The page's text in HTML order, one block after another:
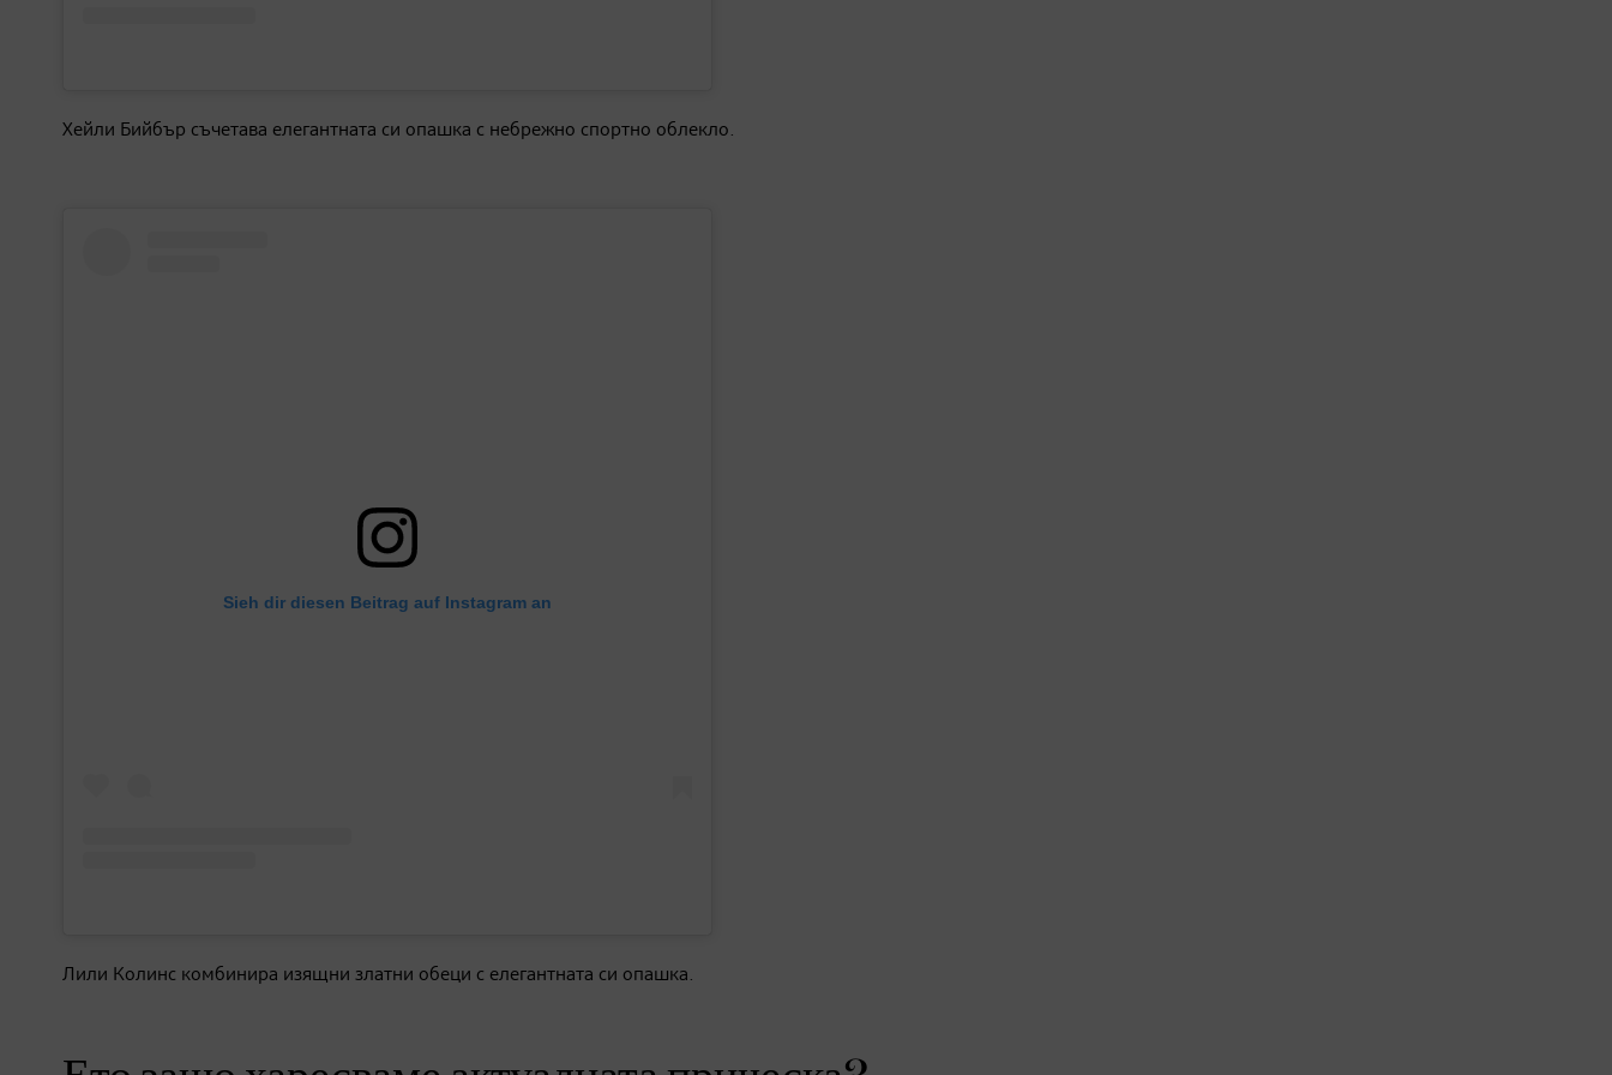
Хейли Бийбър съчетава елегантната си опашка с небрежно спортно облекло.
Sieh dir diesen Beitrag auf Instagram an
Лили Колинс комбинира изящни златни обеци с елегантната си опашка.